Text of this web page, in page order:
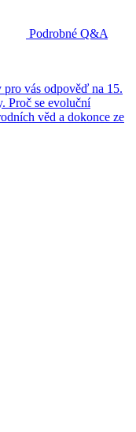
Podrobné Q&A
vás odpověď na 15.
Proč se evoluční
věd a dokonce ze